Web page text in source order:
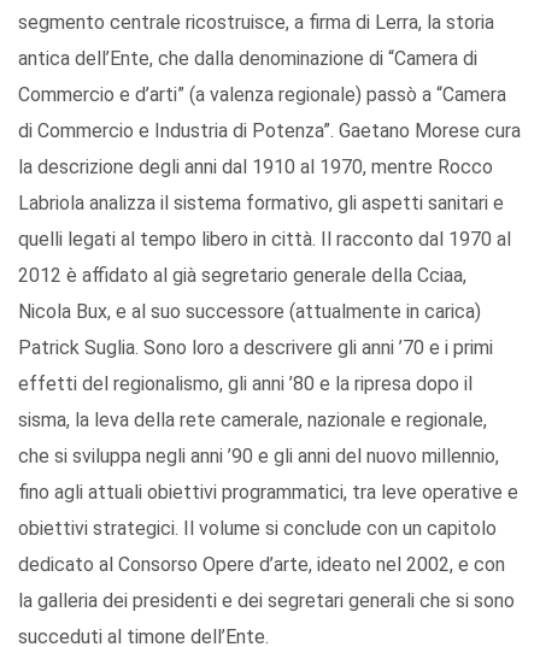
segmento centrale ricostruisce, a firma di Lerra, la storia
antica dell’Ente, che dalla denominazione di “Camera di
Commercio e d’arti” (a valenza regionale) passò a “Camera
di Commercio e Industria di Potenza”. Gaetano Morese cura
la descrizione degli anni dal 1910 al 1970, mentre Rocco
Labriola analizza il sistema formativo, gli aspetti sanitari e
quelli legati al tempo libero in città. Il racconto dal 1970 al
2012 è affidato al già segretario generale della Cciaa,
Nicola Bux, e al suo successore (attualmente in carica)
Patrick Suglia. Sono loro a descrivere gli anni ’70 e i primi
effetti del regionalismo, gli anni ’80 e la ripresa dopo il
sisma, la leva della rete camerale, nazionale e regionale,
che si sviluppa negli anni ’90 e gli anni del nuovo millennio,
fino agli attuali obiettivi programmatici, tra leve operative e
obiettivi strategici. Il volume si conclude con un capitolo
dedicato al Consorso Opere d’arte, ideato nel 2002, e con
la galleria dei presidenti e dei segretari generali che si sono
succeduti al timone dell’Ente.